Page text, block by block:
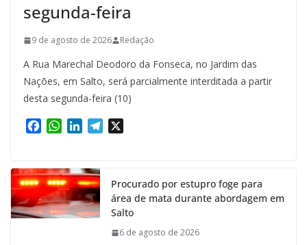
segunda-feira
9 de agosto de 2026 Redação
A Rua Marechal Deodoro da Fonseca, no Jardim das
Nações, em Salto, será parcialmente interditada a partir
desta segunda-feira (10)
e
b
o
o
W
t
s
A
p
k
e
d
I
m
Procurado por estupro foge para
área de mata durante abordagem em
Salto
6 de agosto de 2026